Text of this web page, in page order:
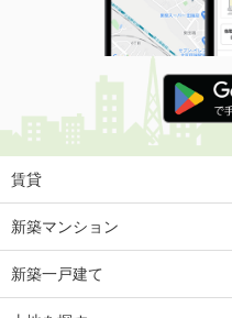
賃貸
新築マンション
新築一戸建て